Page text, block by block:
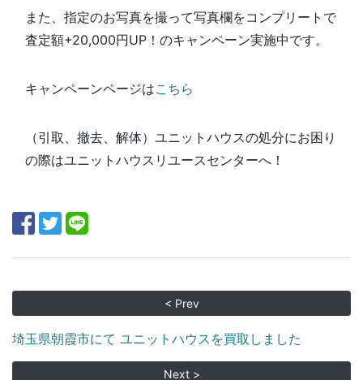
また、指定のお写真を撮って写真欄をコンプリートで
査定額+20,000円UP！のキャンペーン実施中です。
キャンペーンページはこちら
（引取、撤去、解体）ユニットハウスの処分にお困り
の際はユニットハウスリユースセンターへ！
< Prev
埼玉県朝霞市にて ユニットハウスを買取しました
Next >